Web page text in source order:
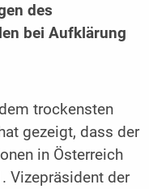
des
bei Aufklärung
trockensten
gezeigt, dass der
in Österreich
Vizepräsident der